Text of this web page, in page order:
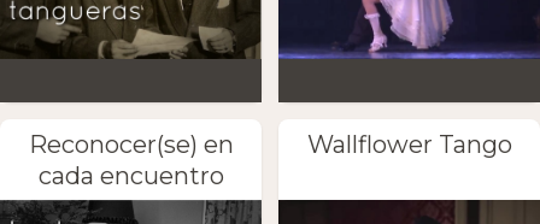
Reconocer(se) en
cada encuentro
Wallflower Tango